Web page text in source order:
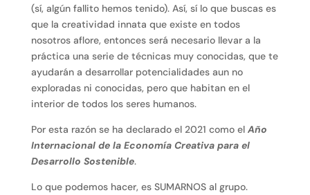
(sí, algún fallito hemos tenido). Así, sí lo que buscas es
que la creatividad innata que existe en todos
nosotros aflore, entonces será necesario llevar a la
práctica una serie de técnicas muy conocidas, que te
ayudarán a desarrollar potencialidades aun no
exploradas ni conocidas, pero que habitan en el
interior de todos los seres humanos.
Por esta razón se ha declarado el 2021 como el Año
Internacional de la Economía Creativa para el
Desarrollo Sostenible.
Lo que podemos hacer, es SUMARNOS al grupo.